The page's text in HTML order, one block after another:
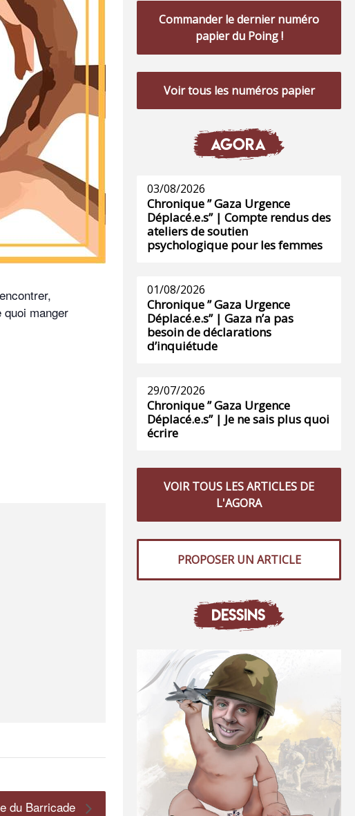
manger
du Barricade
Commander le dernier numéro
papier du Poing !
Voir tous les numéros papier
AGORA
03/08/2026
Chronique ” Gaza Urgence
Déplacé.e.s” | Compte rendus des
ateliers de soutien
psychologique pour les femmes
01/08/2026
Chronique ” Gaza Urgence
Déplacé.e.s” | Gaza n’a pas
besoin de déclarations
d’inquiétude
29/07/2026
Chronique ” Gaza Urgence
Déplacé.e.s” | Je ne sais plus quoi
écrire
VOIR TOUS LES ARTICLES DE
L'AGORA
PROPOSER UN ARTICLE
DESSINS